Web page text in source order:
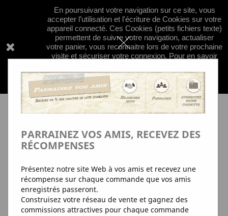
En poursuivant votre navigation sur ce site, vous
accepter l’utilisation et l'écriture de Cookies sur votre
appareil connecté. Ces Cookies (petits fichiers texte)
permettent de suivre votre navigation, actualiser
votre panier, vous reconnaitre lors de votre prochaine
visite et sécuriser votre connexion. Pour en savoir
savoir plus sur nos regles de confidentialité
concernant les cookies; clquez
ici
shopping_cart


PARRAINEZ VOS AMIS, RECEVEZ DES
RÉCOMPENSES
Présentez notre site Web à vos amis et recevez une
récompense sur chaque commande que vos amis
enregistrés passeront.
Construisez votre réseau de vente et gagnez des
commissions attractives pour chaque commande